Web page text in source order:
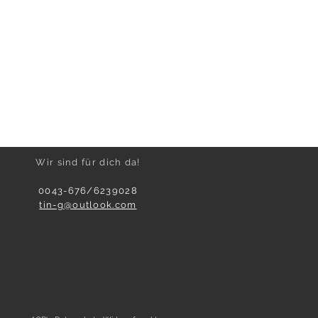
Wir sind für dich da!
0043-676/6239028
tin-g@outlook.com